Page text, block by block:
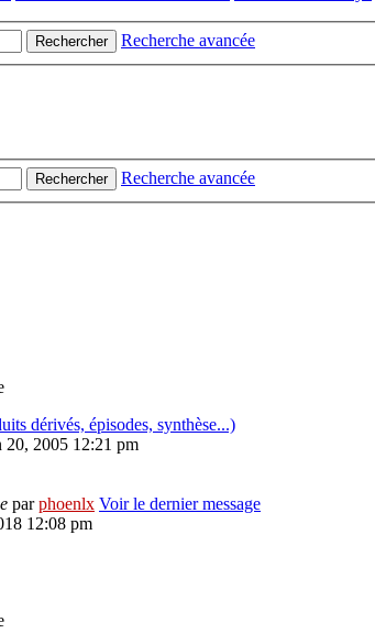
Rechercher Recherche avancée
Rechercher
Recherche avancée
dérivés, épisodes, synthèse...)
20, 2005 12:21 pm
parphoenlx Voir le dernier message
12:08 pm